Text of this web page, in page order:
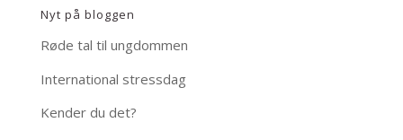
Nyt på bloggen
Røde tal til ungdommen
International stressdag
Kender du det?